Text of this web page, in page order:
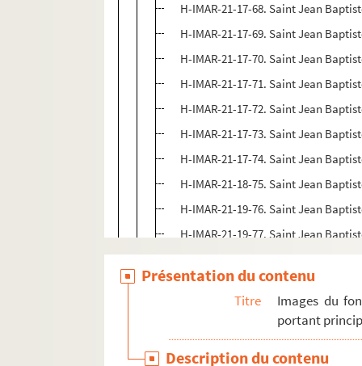
H-IMAR-21-17-68. Saint Jean
H-IMAR-21-17-69. Saint Jean
H-IMAR-21-17-70. Saint Jean
H-IMAR-21-17-71. Saint Jean
H-IMAR-21-17-72. Saint Jean
H-IMAR-21-17-73. Saint Jean
H-IMAR-21-17-74. Saint Jean
H-IMAR-21-18-75. Saint Jean
H-IMAR-21-19-76. Saint Jean
H-IMAR-21-19-77. Saint Jean
H-IMAR-21-19-78. Saint Jean
H-IMAR-21-19-79. Saint Jean
H-IMAR-21-19-80. Saint Jean
H-IMAR-21-20-82. Naissance et
Présentation du contenu
Titre
Images du
portant
Description du contenu